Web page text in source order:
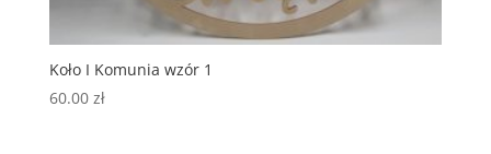
Koło I Komunia wzór 1
60.00 zł